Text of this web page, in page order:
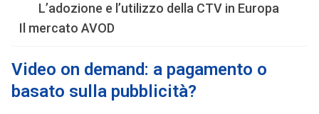
L’adozione e l’utilizzo della CTV in Europa
Il mercato AVOD
Video on demand: a pagamento o
basato sulla pubblicità?